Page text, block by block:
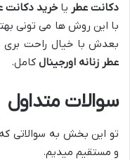
دکانت عطر یاخرید دکانت
با این روش ها می تونی
بعدش با خیال راحت بری
عطر زنانه اورجینال کامل.
سوالات متداول
تو این بخش به سوالاتی
و مستقیم میدیم.